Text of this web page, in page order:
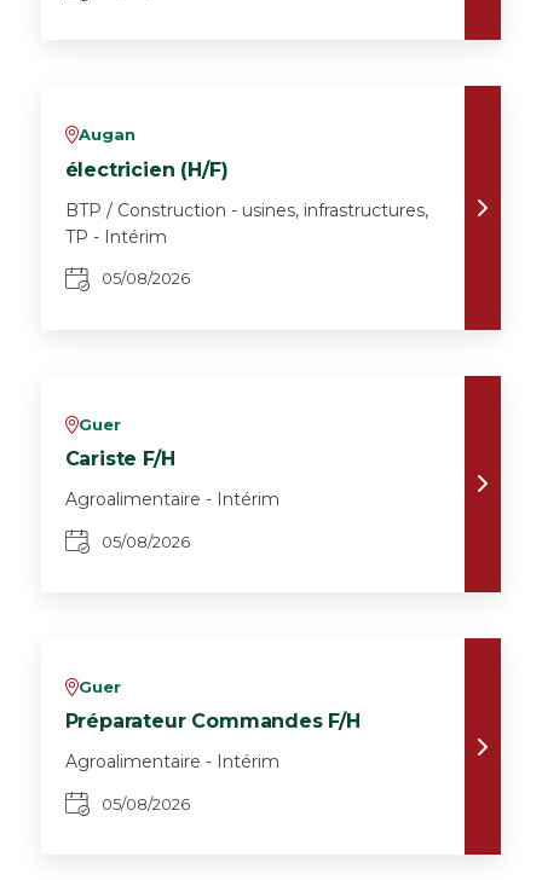
vAugan
électricien (H/F)
BTP / Construction - usines, infrastructures,
TP - Intérim
05/08/2026
vGuer
Cariste F/H
Agroalimentaire - Intérim
05/08/2026
vGuer
Préparateur Commandes F/H
Agroalimentaire - Intérim
05/08/2026